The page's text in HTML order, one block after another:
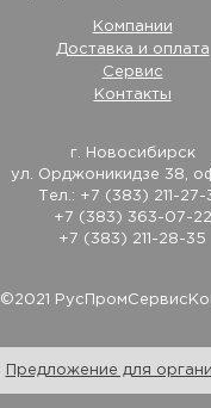
©2021
Предложение для
Компании
Доставка и оплата
Сервис
Контакты
г. Новосибирск
ул. Орджоникидзе 38,
Тел.: +7 (383) 211-27-
+7 (383) 363-07-22
+7 (383) 211-28-35